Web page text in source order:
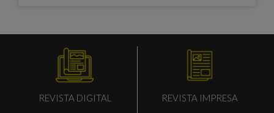
REVISTA DIGITAL REVISTA IMPRESA